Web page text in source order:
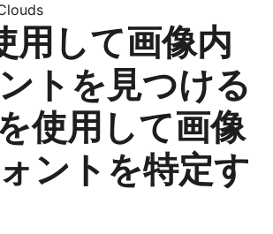
用して画像内
トを見つける
を使用して画像
ントを特定す